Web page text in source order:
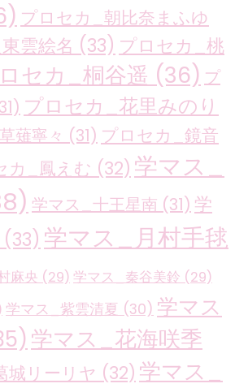
プロセカ_朝比奈まふゆ
雲絵名 (33) プロセカ_桃
セカ_桐谷遥 (36) プ
プロセカ_花里みのり
薙寧々 (31) プロセカ_鏡音
カ_鳳えむ (32) 学マス_
学マス_十王星南 (31) 学
(33) 学マス_月村手毬
麻央 (29) 学マス_秦谷美鈴 (29)
学マス_紫雲清夏 (30) 学マス
学マス_花海咲季
城リーリヤ (32) 学マス_